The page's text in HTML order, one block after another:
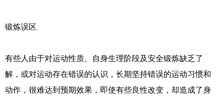
锻炼误区
有些人由于对运动性质、自身生理阶段及安全锻炼缺乏了
解，或对运动存在错误的认识，长期坚持错误的运动习惯和
动作，很难达到预期效果，即使有些良性改变，却造成了身